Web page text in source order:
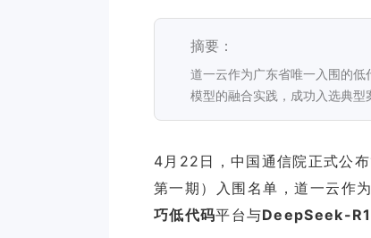
摘要：
道一云作为广东省唯一入围的
模型的融合实践，成功入选典型
4月22日，中国通信院正式公布
第一期）入围名单，道一云作为
巧低代码平台与DeepSeek-R1